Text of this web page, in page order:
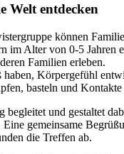
Welt entdecken
können
im Alter von 0-5 Jahren
Familien erleben.
haben, Körpergefühl
basteln und
begleitet und gestaltet
gemeinsame
die Treffen ab.